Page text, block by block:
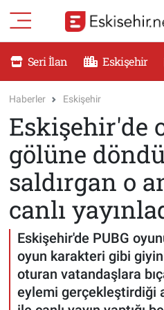
Seri İlan Eskişehir
Haberler Eskişehir
Eskişehir'de
gölüne
saldırgan o
canlı
Eskişehir'de PUBG
oyun karakteri gibi
oturan vatandaşlara
eylemi gerçekleştirdiği
RESMİ İLANLAR
DÜNYA
SAĞLIK
MAGAZİN
KADIN
TEKNOLOJİ
YEMEK
Eskişehir Nöbetçi
Eskişehir Namaz
Eskişehir Trafik
Süper Lig Puan
Tüm Manşetler
Son Dakika Haberleri
Haber Arşivi